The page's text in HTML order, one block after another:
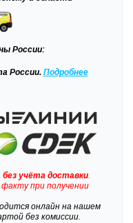
России:
России. Подробнее
без учёта доставки.
при получении
онлайн на нашем
без комиссии.